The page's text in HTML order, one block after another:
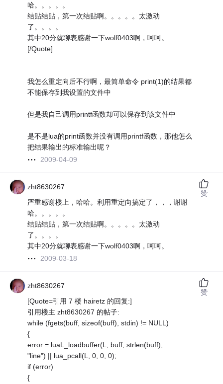
哈。。。。。
结贴结贴，第一次结贴啊。。。。。太激动
了。。。。
其中20分就聊表感谢一下wolf0403啊，呵呵。
[/Quote]
我怎么重定向后不行啊，最简单命令 print(1)的结果都
不能保存到我设置的文件中
但是我自己调用printf函数却可以保存到该文件中
是不是lua的print函数并没有调用printf函数，那他怎么
把结果输出的标准输出呢？
2009-04-09
zht8630267
严重感谢楼上，哈哈。利用重定向搞定了，，，谢谢
哈。。。。。
结贴结贴，第一次结贴啊。。。。。太激动
了。。。。
其中20分就聊表感谢一下wolf0403啊，呵呵。
2009-03-18
赞
zht8630267
[Quote=引用 7 楼 hairetz 的回复:]
引用楼主 zht8630267 的帖子:
while (fgets(buff, sizeof(buff), stdin) != NULL)
{
error = luaL_loadbuffer(L, buff, strlen(buff),
"line") || lua_pcall(L, 0, 0, 0);
if (error)
{
赞